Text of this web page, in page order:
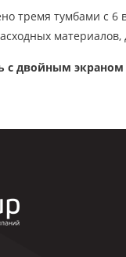
тремя тумбами с
материалов,
с двойным экраном